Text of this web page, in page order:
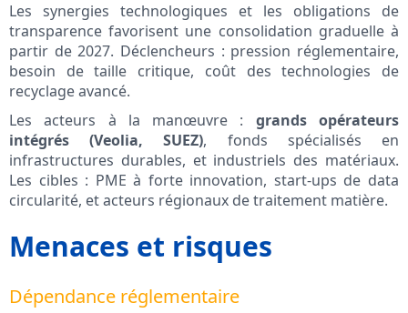
Les synergies technologiques et les obligations de
transparence favorisent une consolidation graduelle à
partir de 2027. Déclencheurs : pression réglementaire,
besoin de taille critique, coût des technologies de
recyclage avancé.
Les acteurs à la manœuvre : grands opérateurs
intégrés (Veolia, SUEZ), fonds spécialisés en
infrastructures durables, et industriels des matériaux.
Les cibles : PME à forte innovation, start-ups de data
circularité, et acteurs régionaux de traitement matière.
Menaces et risques
Dépendance réglementaire